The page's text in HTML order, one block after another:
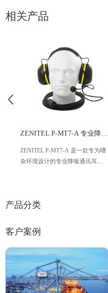
相关产品
ZENITEL P-MT7-A 专业降噪通讯耳机 适配模拟电话
ZENITEL P-MT7-A 是一款专为嘈
杂环境设计的专业降噪通讯耳
兼顾听力保护与清晰通讯，广泛
场景。
产品分类
客户案例